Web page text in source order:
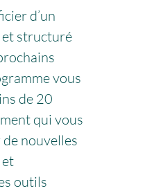
d’un
et structuré
vous
de 20
qui vous
nouvelles
et
outils